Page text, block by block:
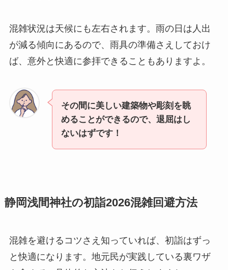
混雑状況は天候にも左右されます。雨の日は人出
が減る傾向にあるので、雨具の準備さえしておけ
ば、意外と快適に参拝できることもありますよ。
その間に美しい建築物や彫刻を眺
めることができるので、退屈はし
ないはずです！
静岡浅間神社の初詣2026混雑回避方法
混雑を避けるコツさえ知っていれば、初詣はずっ
と快適になります。地元民が実践している裏ワザ